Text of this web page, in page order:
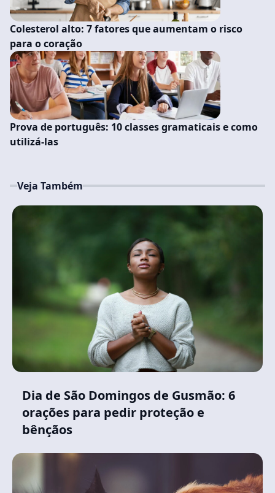
Colesterol alto: 7 fatores que aumentam o risco
para o coração
Prova de português: 10 classes gramaticais e como
utilizá-las
Veja Também
Dia de São Domingos de Gusmão: 6
orações para pedir proteção e
bênçãos